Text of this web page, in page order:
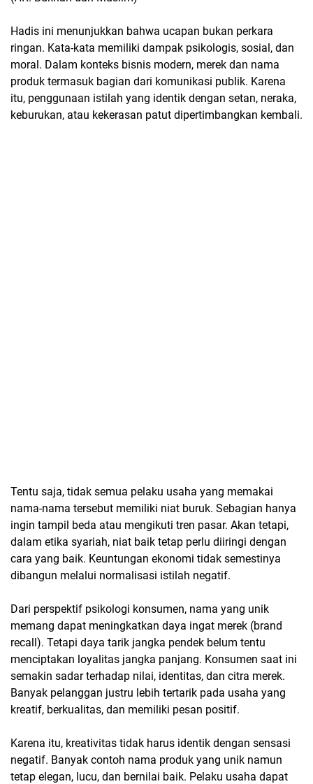
Hadis ini menunjukkan bahwa ucapan bukan perkara
ringan. Kata-kata memiliki dampak psikologis, sosial, dan
moral. Dalam konteks bisnis modern, merek dan nama
produk termasuk bagian dari komunikasi publik. Karena
itu, penggunaan istilah yang identik dengan setan, neraka,
keburukan, atau kekerasan patut dipertimbangkan kembali.
Tentu saja, tidak semua pelaku usaha yang memakai
nama-nama tersebut memiliki niat buruk. Sebagian hanya
ingin tampil beda atau mengikuti tren pasar. Akan tetapi,
dalam etika syariah, niat baik tetap perlu diiringi dengan
cara yang baik. Keuntungan ekonomi tidak semestinya
dibangun melalui normalisasi istilah negatif.
Dari perspektif psikologi konsumen, nama yang unik
memang dapat meningkatkan daya ingat merek (brand
recall). Tetapi daya tarik jangka pendek belum tentu
menciptakan loyalitas jangka panjang. Konsumen saat ini
semakin sadar terhadap nilai, identitas, dan citra merek.
Banyak pelanggan justru lebih tertarik pada usaha yang
kreatif, berkualitas, dan memiliki pesan positif.
Karena itu, kreativitas tidak harus identik dengan sensasi
negatif. Banyak contoh nama produk yang unik namun
tetap elegan, lucu, dan bernilai baik. Pelaku usaha dapat